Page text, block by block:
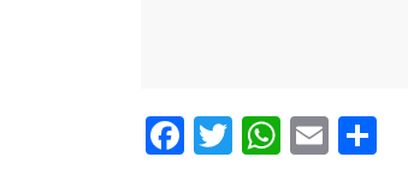
Facebook
TwitterEmail